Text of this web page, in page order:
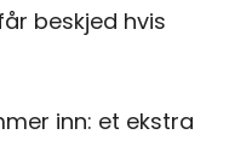
beskjed hvis
inn: et ekstra